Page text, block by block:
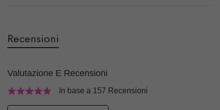
Recensioni
Valutazione E Recensioni
In base a 157 Recensioni